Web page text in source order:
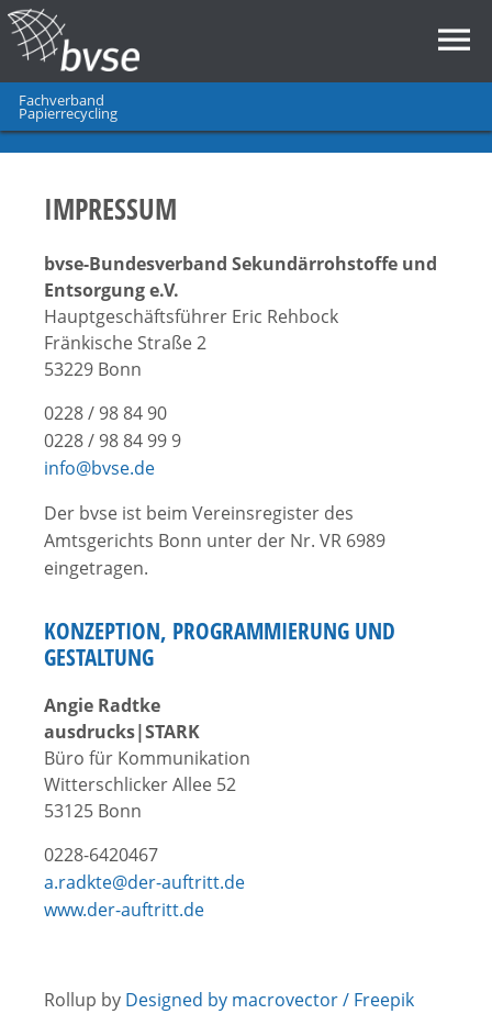
Fachverband
Papierrecycling
IMPRESSUM
bvse-Bundesverband Sekundärrohstoffe und
Entsorgung e.V.
Hauptgeschäftsführer Eric Rehbock
Fränkische Straße 2
53229 Bonn
0228 / 98 84 90
0228 / 98 84 99 9
info@bvse.de
Der bvse ist beim Vereinsregister des
Amtsgerichts Bonn unter der Nr. VR 6989
eingetragen.
KONZEPTION, PROGRAMMIERUNG UND
GESTALTUNG
Angie Radtke
ausdrucks|STARK
Büro für Kommunikation
Witterschlicker Allee 52
53125 Bonn
0228-6420467
a.radkte@der-auftritt.de
www.der-auftritt.de
Rollup by Designed by macrovector / Freepik